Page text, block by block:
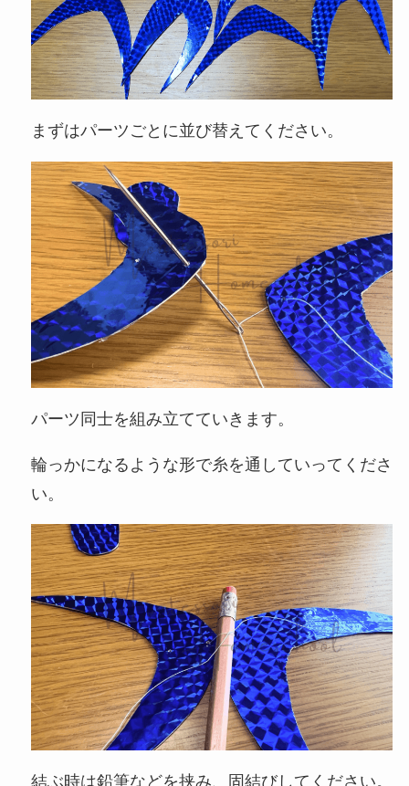
まずはパーツごとに並び替えてください。
パーツ同士を組み立てていきます。
輪っかになるような形で糸を通していってくださ
い。
結ぶ時は鉛筆などを挟み、固結びしてください。